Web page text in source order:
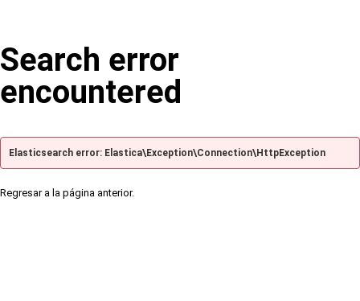
Search error
encountered
Elasticsearch error: Elastica\Exception\Connection\HttpException
Regresar a la página anterior.